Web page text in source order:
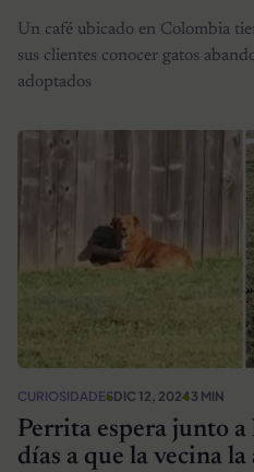
Un café ubicado en Colombia
sus clientes conocer gatos
adoptados
CURIOSIDADESDIC 12, 20243 MIN
Perrita espera junto a
días a que la vecina la